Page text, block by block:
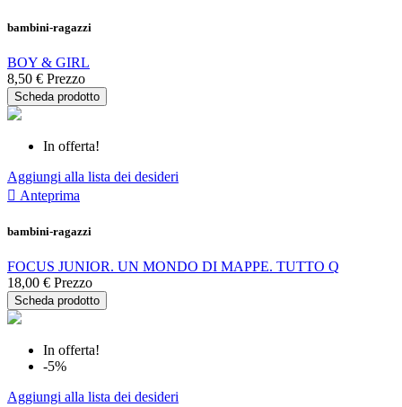
bambini-ragazzi
BOY & GIRL
8,50 € Prezzo
Scheda prodotto
In offerta!
Aggiungi alla lista dei desideri
 Anteprima
bambini-ragazzi
FOCUS JUNIOR. UN MONDO DI MAPPE. TUTTO Q
18,00 € Prezzo
Scheda prodotto
In offerta!
-5%
Aggiungi alla lista dei desideri